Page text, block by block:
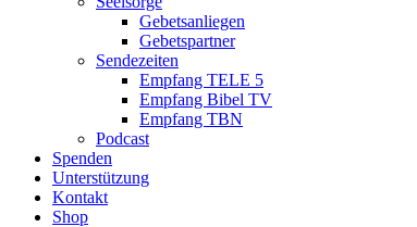
Gebetsanliegen
Gebetspartner
Sendezeiten
Empfang TELE 5
Empfang Bibel TV
Empfang TBN
Podcast
Spenden
Unterstützung
Kontakt
Shop